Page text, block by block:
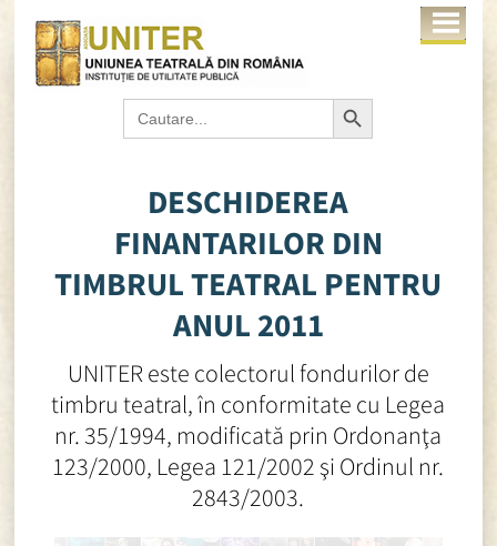
Search
for:
Search Button
DESCHIDEREA
FINANTARILOR DIN
TIMBRUL TEATRAL PENTRU
ANUL 2011
UNITER este colectorul fondurilor de
timbru teatral, în conformitate cu Legea
nr. 35/1994, modificată prin Ordonanţa
123/2000, Legea 121/2002 şi Ordinul nr.
2843/2003.